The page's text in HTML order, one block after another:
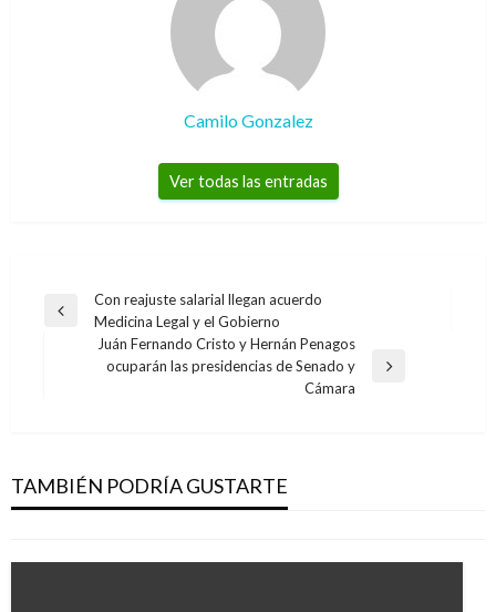
Camilo Gonzalez
Ver todas las entradas
Navegación
entradas
Entrada
Con reajuste salarial llegan acuerdo
Medicina Legal y el Gobierno
Entrada
Juán Fernando Cristo y Hernán Penagos
ocuparán las presidencias de Senado y
Cámara
TAMBIÉN PODRÍA GUSTARTE
de la vía Rionegro
Iván Briceño jueves enero 30, 2020